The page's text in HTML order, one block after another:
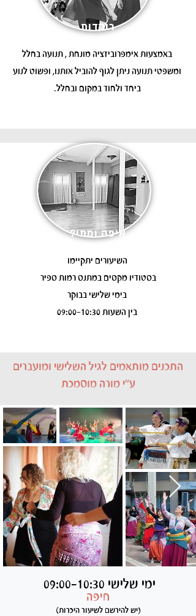
רוקדות
באמצעות ​אימפרוביזציה מונחת , תנועה בחלל
ומשפטי תנועה ניתן לגוף להוביל אותנו, ופשוט לנוע
ביחד ולחוד במקום ובחלל.
איפה ומתי?
השיעורים יתקיימו
בסטודיו מקסים במתנס רמות ספיר
בימי שלישי בבוקר
בין השעות 09:00-10:30
התכנים מותאמים לגיל השלישי ומועברים
ע״י מורה מוסמכת
ימי שלישי 09:00-10:30
חיפה
(יש להירשם לשיעור היכרות)